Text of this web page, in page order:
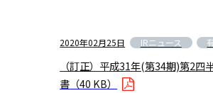
2020年02月25日 IRニュース
（訂正）平成31年(第34期)第2四
書 （40 KB）